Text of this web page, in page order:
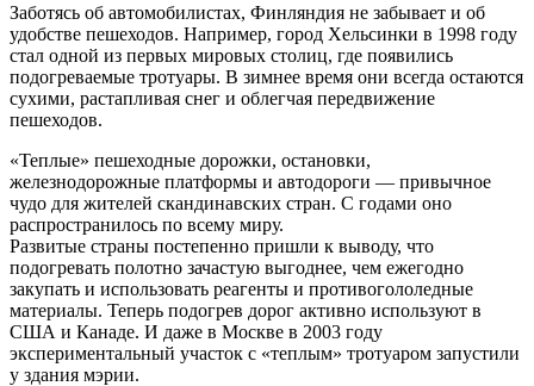
Заботясь об автомобилистах, Финляндия не забывает и об
удобстве пешеходов. Например, город Хельсинки в 1998 году
стал одной из первых мировых столиц, где появились
подогреваемые тротуары. В зимнее время они всегда остаются
сухими, растапливая снег и облегчая передвижение
пешеходов.
«Теплые» пешеходные дорожки, остановки,
железнодорожные платформы и автодороги — привычное
чудо для жителей скандинавских стран. С годами оно
распространилось по всему миру.
Развитые страны постепенно пришли к выводу, что
подогревать полотно зачастую выгоднее, чем ежегодно
закупать и использовать реагенты и противогололедные
материалы. Теперь подогрев дорог активно используют в
США и Канаде. И даже в Москве в 2003 году
экспериментальный участок с «теплым» тротуаром запустили
у здания мэрии.